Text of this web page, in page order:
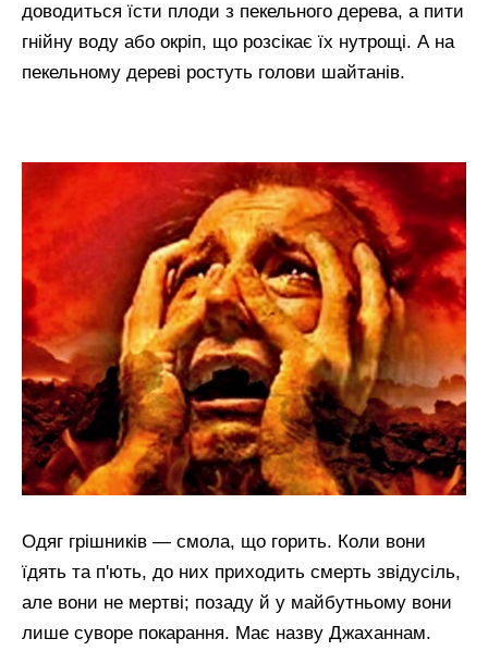
доводиться їсти плоди з пекельного дерева, а пити
гнійну воду або окріп, що розсікає їх нутрощі. А на
пекельному дереві ростуть голови шайтанів.
Одяг грішників — смола, що горить. Коли вони
їдять та п'ють, до них приходить смерть звідусіль,
але вони не мертві; позаду й у майбутньому вони
лише суворе покарання. Має назву Джаханнам.